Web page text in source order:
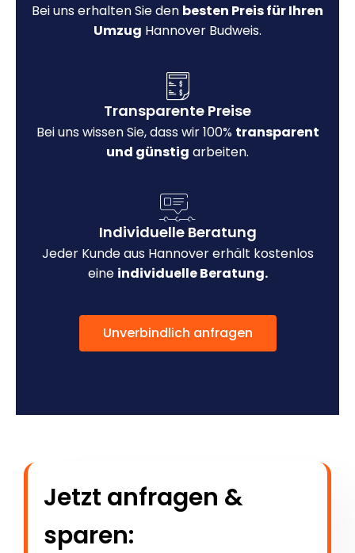
Bei uns erhalten Sie den besten Preis für Ihren
Umzug Hannover Budweis.
Transparente Preise
Bei uns wissen Sie, dass wir 100% transparent
und günstig arbeiten.
Individuelle Beratung
Jeder Kunde aus Hannover erhält kostenlos
eine individuelle Beratung.
Unverbindlich anfragen
Jetzt anfragen &
sparen: